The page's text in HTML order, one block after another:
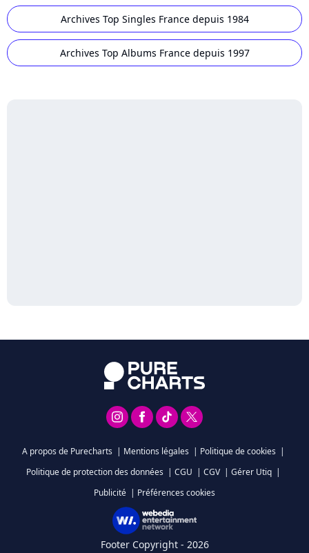
Archives Top Singles France depuis 1984
Archives Top Albums France depuis 1997
A propos de Purecharts | Mentions légales | Politique de cookies |
Politique de protection des données | CGU | CGV | Gérer Utiq |
Publicité | Préférences cookies
Footer Copyright - 2026